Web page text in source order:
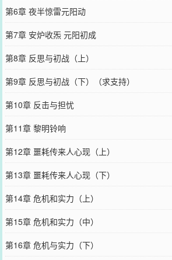
第6章 夜半惊雷元阳动
第7章 安炉收炁 元阳初成
第8章 反思与初战（上）
第9章 反思与初战（下）（求支持）
第10章 反击与担忧
第11章 黎明铃响
第12章 噩耗传来人心现（上）
第13章 噩耗传来人心现（下）
第14章 危机和实力（上）
第15章 危机和实力（中）
第16章 危机与实力（下）